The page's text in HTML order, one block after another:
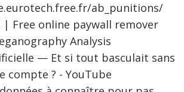
ab_punitions/
| Free online paywall remover
Analysis
— Et si tout basculait sans
compte ? - YouTube